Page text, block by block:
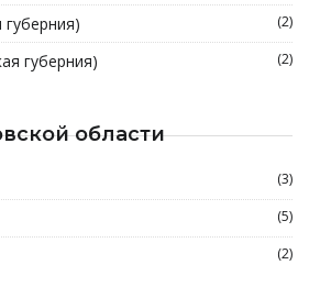
(2)
губерния) (2)
области
(3)
(5)
(2)